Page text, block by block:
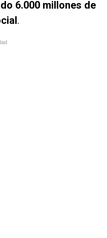
6.000 millones de
.